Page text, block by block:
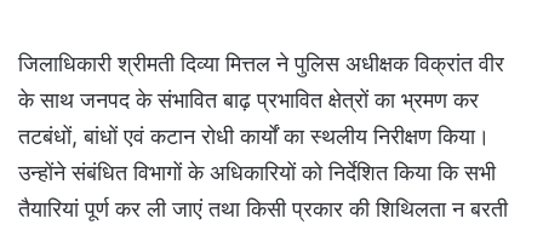
जिलाधिकारी श्रीमती दिव्या मित्तल ने पुलिस अधीक्षक विक्रांत वीर
के साथ जनपद के संभावित बाढ़ प्रभावित क्षेत्रों का भ्रमण कर
तटबंधों, बांधों एवं कटान रोधी कार्यों का स्थलीय निरीक्षण किया।
उन्होंने संबंधित विभागों के अधिकारियों को निर्देशित किया कि सभी
तैयारियां पूर्ण कर ली जाएं तथा किसी प्रकार की शिथिलता न बरती